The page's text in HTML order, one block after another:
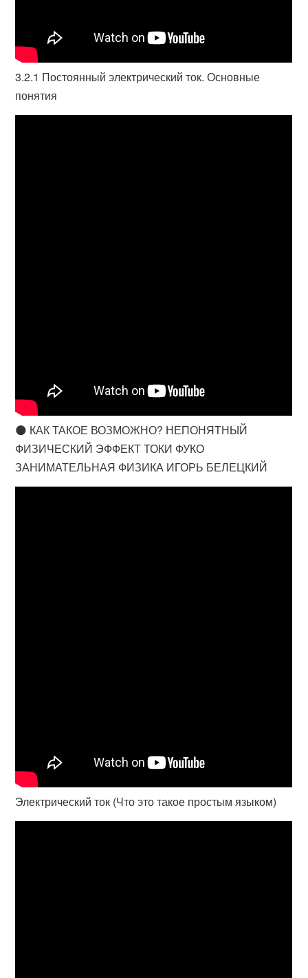
3.2.1 Постоянный электрический ток. Основные
понятия
🌑 КАК ТАКОЕ ВОЗМОЖНО? НЕПОНЯТНЫЙ
ФИЗИЧЕСКИЙ ЭФФЕКТ ТОКИ ФУКО
ЗАНИМАТЕЛЬНАЯ ФИЗИКА ИГОРЬ БЕЛЕЦКИЙ
Электрический ток (Что это такое простым языком)